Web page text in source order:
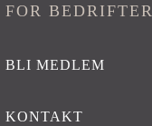
FOR BEDRIFTER
BLI MEDLEM
KONTAKT